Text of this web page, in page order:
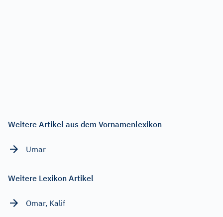
Weitere Artikel aus dem Vornamenlexikon
Umar
Weitere Lexikon Artikel
Omar, Kalif